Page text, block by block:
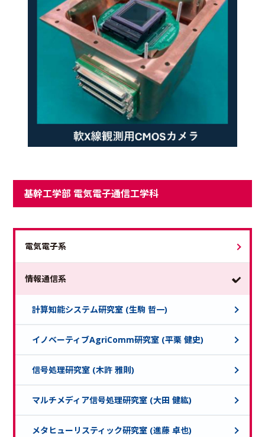
基幹工学部 電気電子通信工学科
電気電子系
情報通信系
計算知能システム研究室 (生駒 哲一)
イノベーティブAgriComm研究室 (平栗 健史)
信号処理研究室 (木許 雅則)
マルチメディア信号処理研究室 (大田 健紘)
メタヒューリスティック研究室 (進藤 卓也)